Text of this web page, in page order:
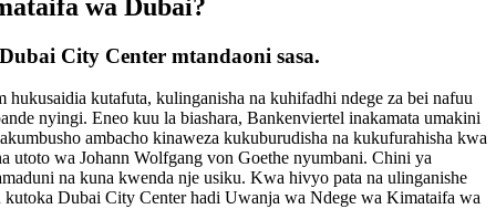
wa Dubai?
City Center mtandaoni sasa.
kutafuta, kulinganisha na kuhifadhi ndege za bei nafuu
nyingi. Eneo kuu la biashara, Bankenviertel inakamata umakini
ambacho kinaweza kukuburudisha na kukufurahisha kwa
wa Johann Wolfgang von Goethe nyumbani. Chini ya
na kuna kwenda nje usiku. Kwa hivyo pata na ulinganishe
Dubai City Center hadi Uwanja wa Ndege wa Kimataifa wa